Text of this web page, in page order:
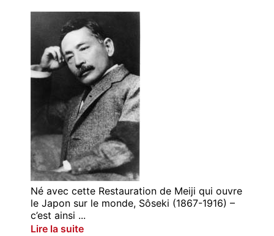
Né avec cette Restauration de Meiji qui ouvre
le Japon sur le monde, Sôseki (1867-1916) –
c’est ainsi ...
Lire la suite